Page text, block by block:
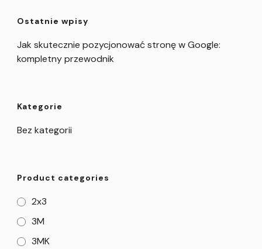
Ostatnie wpisy
Jak skutecznie pozycjonować stronę w Google:
kompletny przewodnik
Kategorie
Bez kategorii
Product categories
2x3
3M
3MK